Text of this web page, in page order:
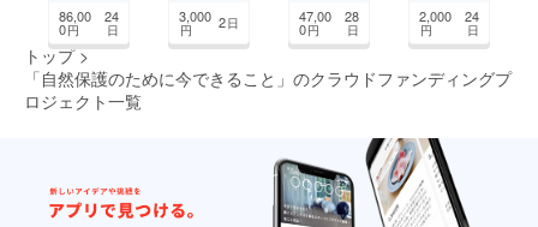
に挑戦
しま
す！
86,00
0円
24
日
3,000
円 2日
47,00
0円
28
日
ト～
2,000
円
24
日
トップ >
「自然保護のために今できること」のクラウドファンディングプ
ロジェクト一覧
次のページ